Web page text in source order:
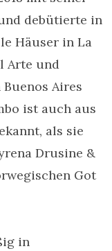
debütierte in
Häuser in La
Arte und
Aires
ist auch aus
als sie
Drusine &
Got
in